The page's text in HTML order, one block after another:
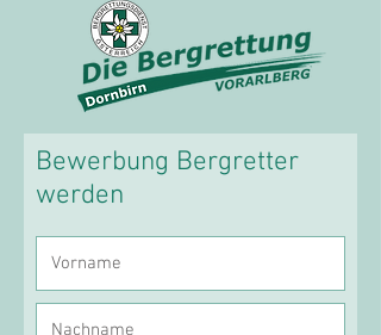
Bewerbung Bergretter
werden